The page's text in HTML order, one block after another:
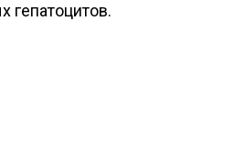
гепатоцитов.